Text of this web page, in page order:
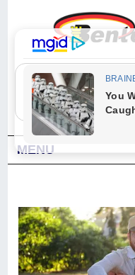
"Sesungguhnya Allah dan
Wahai orang-orang yang
ucapkanlah salam dengan
MENU